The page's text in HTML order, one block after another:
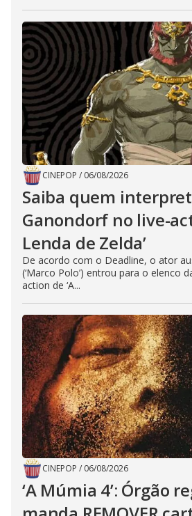
CINEPOP / 06/08/2026
Saiba quem
Ganondorf no live-
Lenda de Zelda’
De acordo com o Deadline, o ator
(‘Marco Polo’) entrou para o elenco
action de ‘A...
CINEPOP / 06/08/2026
‘A Múmia 4’: Órgão